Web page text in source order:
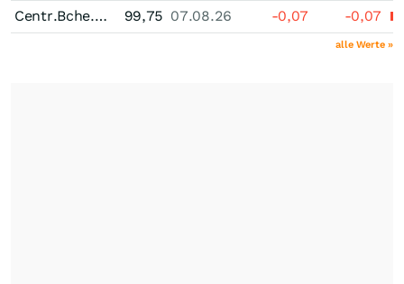
Centr.Bche.Cant 0,375 % bis 10/28
99,75 07.08.26 -0,07 -0,07
alle Werte »